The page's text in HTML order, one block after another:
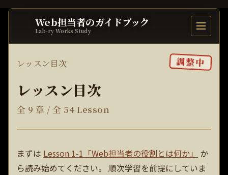
Web担当者のガイドブック
Lab-ry Works Study 目次を開
調整中
レッスン目次
レッスン目次
全 9 章 / 全 54 Lesson
まずは Lesson 1-1「Web担当者の役割とは何か」
か
ら読み始めてください。 順次学習を前提にしていま